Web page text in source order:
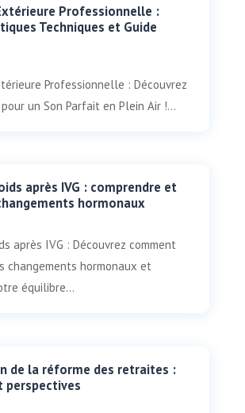
Professionnelle :
Techniques et Guide
Professionnelle : Découvrez
un Son Parfait en Plein Air !...
après IVG : comprendre et
hormonaux
après IVG : Découvrez comment
changements hormonaux et
équilibre...
de la réforme des retraites :
perspectives